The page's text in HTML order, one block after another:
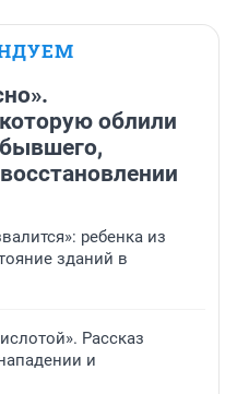
облили
ребенка из
зданий в
Рассказ
и